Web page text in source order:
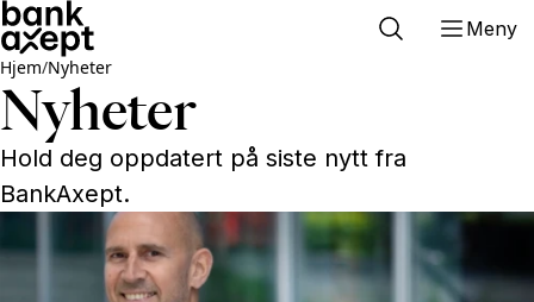
Meny
Hjem/Nyheter
Nyheter
Hold deg oppdatert på siste nytt fra
BankAxept.